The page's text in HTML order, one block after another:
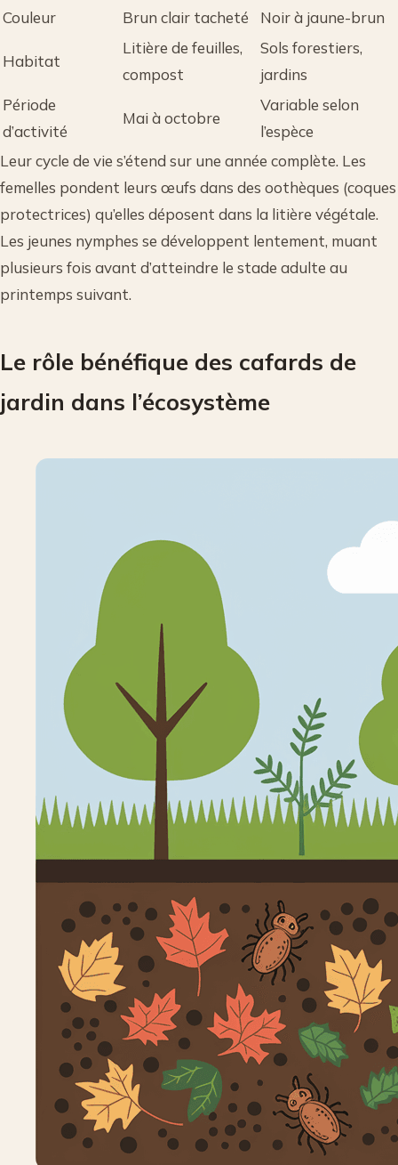
Couleur Brun clair tacheté Noir à jaune-brun
Habitat
Litière de feuilles,
compost
Sols forestiers,
jardins
Période
d’activité
Mai à octobre
Variable selon
l’espèce
Leur cycle de vie s’étend sur une année complète. Les
femelles pondent leurs œufs dans des oothèques (coques
protectrices) qu’elles déposent dans la litière végétale.
Les jeunes nymphes se développent lentement, muant
plusieurs fois avant d’atteindre le stade adulte au
printemps suivant.
Le rôle bénéfique des cafards de
jardin dans l’écosystème